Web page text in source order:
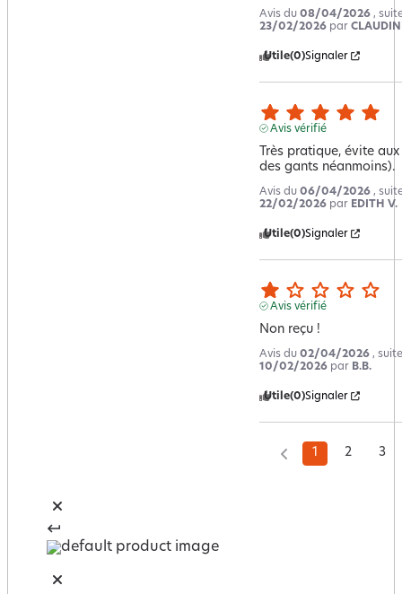
Avis du 08/04/2026 ,
23/02/2026 par
Utile(0)Signaler
Avis vérifié
Très pratique, évite
des gants néanmoins).
Avis du 06/04/2026 ,
22/02/2026 par EDITH V.
Utile(0)Signaler
Avis vérifié
Non reçu !
Avis du 02/04/2026 ,
10/02/2026 par B.B.
Utile(0)Signaler
1 2 3